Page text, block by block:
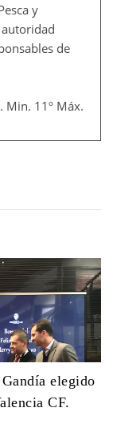
y
de
Min. 11º Máx.
elegido
CF.